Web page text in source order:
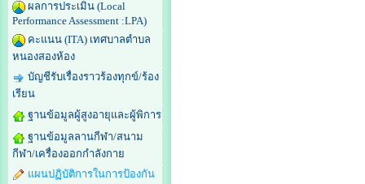
ผลการประเมิน (Local
Performance Assessment :LPA)
คะแนน (ITA) เทศบาลตำบล
หนองสองห้อง
บัญชีรับเรื่องราวร้องทุกข์/ร้อง
เรียน
ฐานข้อมูลผู้สูงอายุและผู้พิการ
ฐานข้อมูลลานกีฬา/สนาม
กีฬา/เครื่องออกกำลังกาย
แผนปฏิบัติการในการป้องกัน